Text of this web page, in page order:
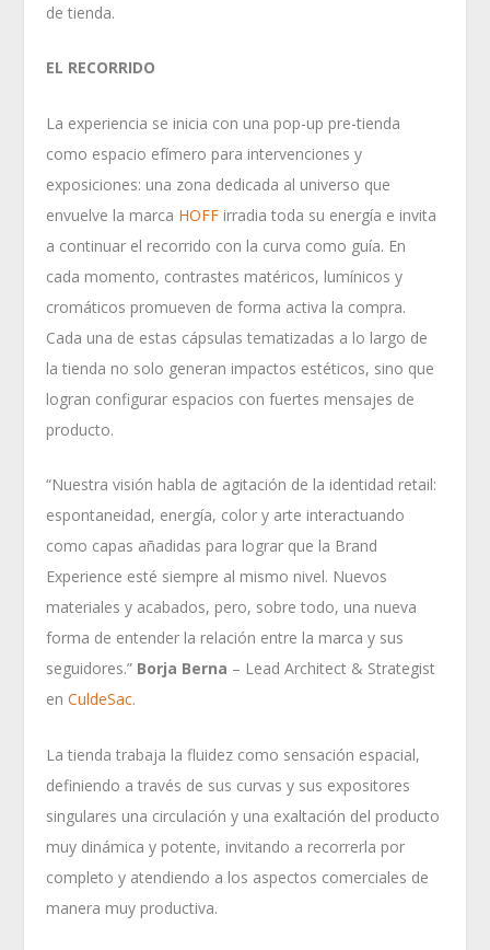
de tienda.
EL RECORRIDO
La experiencia se inicia con una pop-up pre-tienda
como espacio efímero para intervenciones y
exposiciones: una zona dedicada al universo que
envuelve la marca HOFF irradia toda su energía e invita
a continuar el recorrido con la curva como guía. En
cada momento, contrastes matéricos, lumínicos y
cromáticos promueven de forma activa la compra.
Cada una de estas cápsulas tematizadas a lo largo de
la tienda no solo generan impactos estéticos, sino que
logran configurar espacios con fuertes mensajes de
producto.
“Nuestra visión habla de agitación de la identidad retail:
espontaneidad, energía, color y arte interactuando
como capas añadidas para lograr que la Brand
Experience esté siempre al mismo nivel. Nuevos
materiales y acabados, pero, sobre todo, una nueva
forma de entender la relación entre la marca y sus
seguidores.” Borja Berna – Lead Architect & Strategist
enCuldeSac.
La tienda trabaja la fluidez como sensación espacial,
definiendo a través de sus curvas y sus expositores
singulares una circulación y una exaltación del producto
muy dinámica y potente, invitando a recorrerla por
completo y atendiendo a los aspectos comerciales de
manera muy productiva.